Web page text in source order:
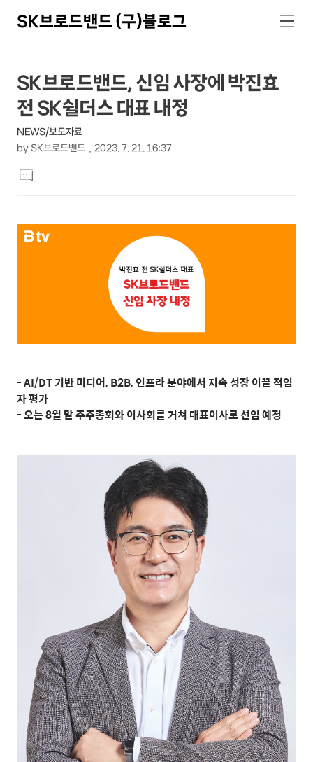
SK브로드밴드 (구)블로그
색
메
뉴
상
세
컨
텐
츠
본
문
제
목
SK브로드밴드, 신임 사장에 박진효
전 SK쉴더스 대표 내정
NEWS/보도자료
by SK브로드밴드 2023. 7. 21. 16:37
문
댓
글
- AI/DT기반 미디어, B2B,인프라 분야에서 지속 성장 이끌 적임
자 평가
-오는8월 말 주주총회와 이사회를 거쳐 대표이사로 선임 예정